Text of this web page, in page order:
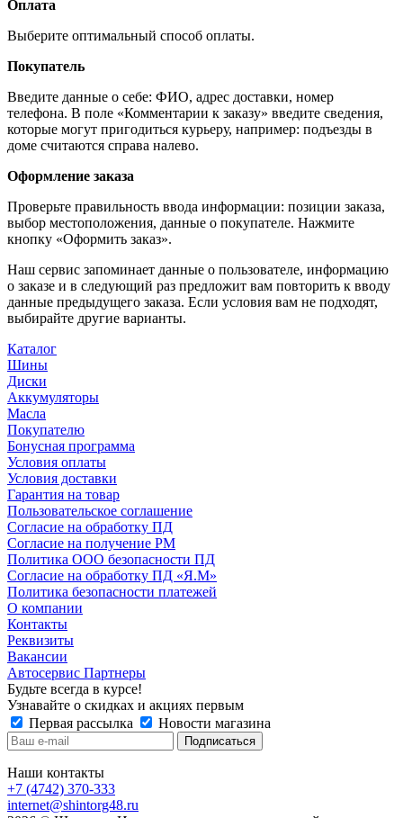
Оплата
Выберите оптимальный способ оплаты.
Покупатель
Введите данные о себе: ФИО, адрес доставки, номер
телефона. В поле «Комментарии к заказу» введите сведения,
которые могут пригодиться курьеру, например: подъезды в
доме считаются справа налево.
Оформление заказа
Проверьте правильность ввода информации: позиции заказа,
выбор местоположения, данные о покупателе. Нажмите
кнопку «Оформить заказ».
Наш сервис запоминает данные о пользователе, информацию
о заказе и в следующий раз предложит вам повторить к вводу
данные предыдущего заказа. Если условия вам не подходят,
выбирайте другие варианты.
Каталог
Шины
Диски
Аккумуляторы
Масла
Покупателю
Бонусная программа
Условия оплаты
Условия доставки
Гарантия на товар
Пользовательское соглашение
Согласие на обработку ПД
Согласие на получение РМ
Политика ООО безопасности ПД
Согласие на обработку ПД «Я.М»
Политика безопасности платежей
О компании
Контакты
Реквизиты
Вакансии
Автосервис Партнеры
Будьте всегда в курсе!
Узнавайте о скидках и акциях первым
Первая рассылка
Новости магазина
Наши контакты
+7 (4742) 370-333
internet@shintorg48.ru